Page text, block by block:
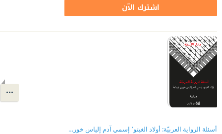
اشترك الآن
أسئلة الرواية العربيّة: أولاد الغيتو٬ إسمي آدم إلياس خوري نموذجاً